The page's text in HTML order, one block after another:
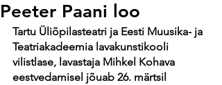
Peeter Paani loo
Tartu Üliõpilasteatri ja Eesti Muusika- ja
Teatriakadeemia lavakunstikooli
vilistlase, lavastaja Mihkel Kohava
eestvedamisel jõuab 26. märtsil